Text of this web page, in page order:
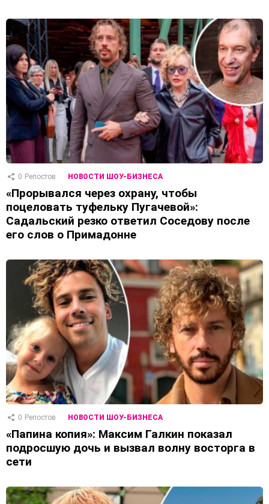
0 Репостов НОВОСТИ ШОУ-БИЗНЕСА
«Прорывался через охрану, чтобы
поцеловать туфельку Пугачевой»:
Садальский резко ответил Соседову после
его слов о Примадонне
0 Репостов НОВОСТИ ШОУ-БИЗНЕСА
«Папина копия»: Максим Галкин показал
подросшую дочь и вызвал волну восторга в
сети